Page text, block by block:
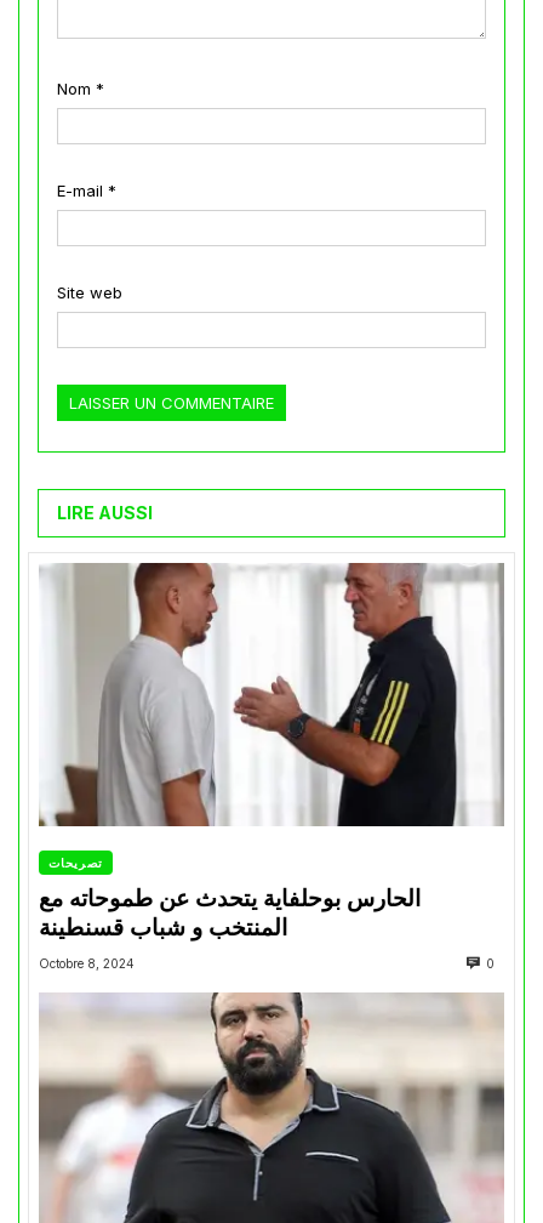
Nom *
E-mail *
Site web
LIRE AUSSI
تصريحات
الحارس بوحلفاية يتحدث عن طموحاته مع
المنتخب و شباب قسنطينة
Octobre 8, 2024 0